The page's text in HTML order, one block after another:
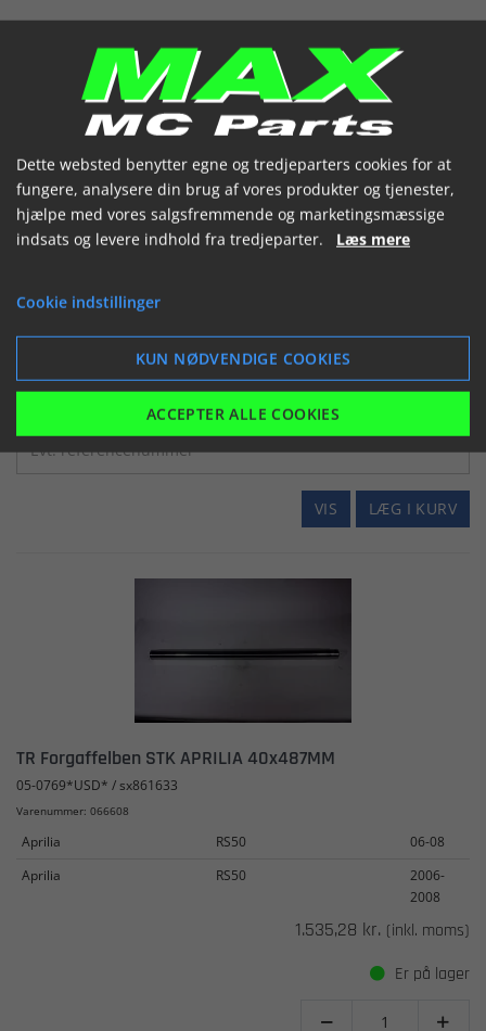
Forgaffelben 30mm x 273mm BWs50
Yam. BW's 12 158 0070
Varenummer: 066606
Er på lager
 
LÆG I KURV
VIS
TR Forgaffelben STK APRILIA 40x487MM
05-0769*USD* / sx861633
Varenummer: 066608
Aprilia RS50
06-08
Aprilia
RS50
2006-
2008
1.535,28 kr. (inkl. moms)
Er på lager
 
Dette websted benytter egne og tredjeparters cookies for at
fungere, analysere din brug af vores produkter og tjenester,
hjælpe med vores salgsfremmende og marketingsmæssige
indsats og levere indhold fra tredjeparter. Læs mere
Cookie indstillinger
KUN NØDVENDIGE COOKIES
ACCEPTER ALLE COOKIES